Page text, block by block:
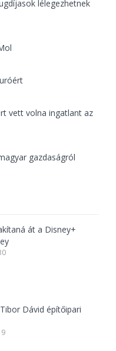
lélegezhetnek
vett volna ingatlant az
gazdaságról
át a Disney+
Dávid építőipari